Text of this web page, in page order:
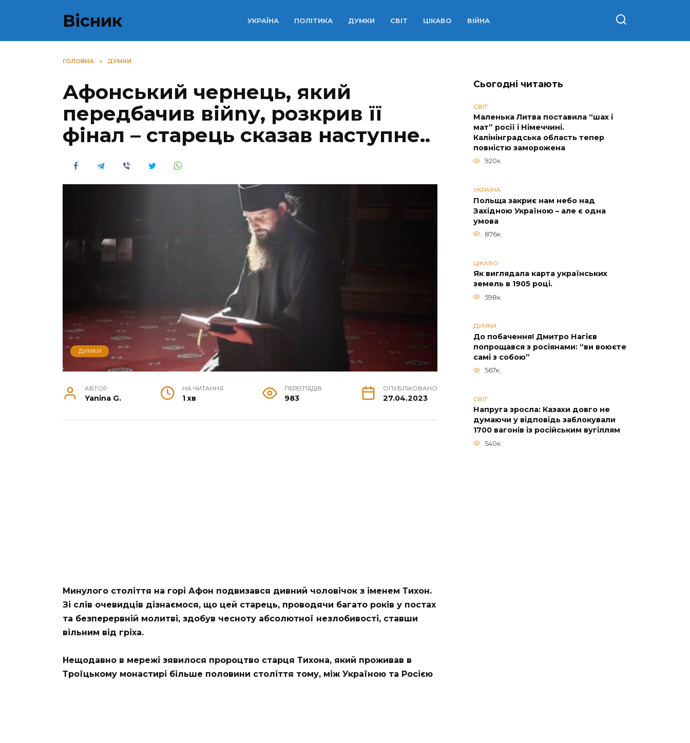
Вісник УКРАЇНА ПОЛІТИКА ДУМКИ СВІТ ЦІКАВО ВІЙНА
ГОЛОВНА » ДУМКИ
Афонський чернець, який
передбачив війnу, розкрив її
фінал – старець сказав наступне..
ДУМКИ
АВТОР
Yanina G.
НА ЧИТАННЯ
1 хв
ПЕРЕГЛЯДІВ
983
ОПУБЛІКОВАНО
27.04.2023
Минулого століття на горі Афон подвизався дивний чоловічок з іменем Тихон.
Зі слів очевидців дізнаємося, що цей старець, проводячи багато років у постах
та безперервній молитві, здобув чесноту абсолютної незлобивості, ставши
вільним від гріха.
Нещодавно в мережі зявилося пророцтво старця Тихона, який проживав в
Троїцькому монастирі більше половини століття тому, між Україною та Росією
Сьогодні читають
СВІТ
Маленька Литва поставила “шах і
мат” росії і Німеччині.
Калінінградська область тепер
повністю заморожена
920к.
УКРАЇНА
Польща закриє нам небо над
Західною Україною – але є одна
умова
876к.
ЦІКАВО
Як виглядала карта українських
земель в 1905 році.
598к.
ДУМКИ
До побачення! Дмитро Нагієв
попрощався з росіянами: “ви воюєте
самі з собою”
567к.
СВІТ
Напруга зросла: Казахи довго не
думаючи у відповідь заблокували
1700 вагонів із російським вугіллям
540к.